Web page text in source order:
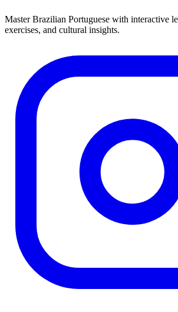
Master Brazilian Portuguese with interactive
exercises, and cultural insights.